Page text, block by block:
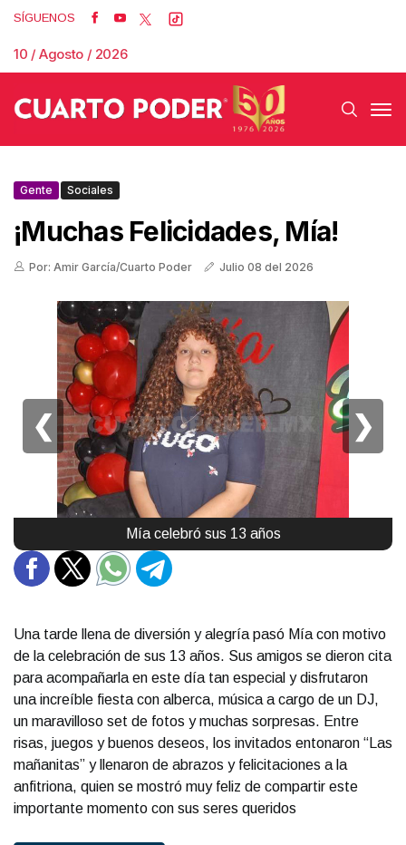
SÍGUENOS
10 / Agosto / 2026
Gente Sociales
¡Muchas Felicidades, Mía!
Por: Amir García/Cuarto Poder Julio 08 del 2026
Mía celebró sus 13 años
❮ ❯
Una tarde llena de diversión y alegría pasó Mía con motivo
de la celebración de sus 13 años. Sus amigos se dieron cita
para acompañarla en este día tan especial y disfrutaron
una increíble fiesta con alberca, música a cargo de un DJ,
un maravilloso set de fotos y muchas sorpresas. Entre
risas, juegos y buenos deseos, los invitados entonaron “Las
mañanitas” y llenaron de abrazos y felicitaciones a la
anfitriona, quien se mostró muy feliz de compartir este
importante momento con sus seres queridos